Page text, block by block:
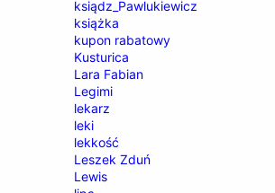
ksiądz_Pawlukiewicz
książka
kupon rabatowy
Kusturica
Lara Fabian
Legimi
lekarz
leki
lekkość
Leszek Zduń
Lewis